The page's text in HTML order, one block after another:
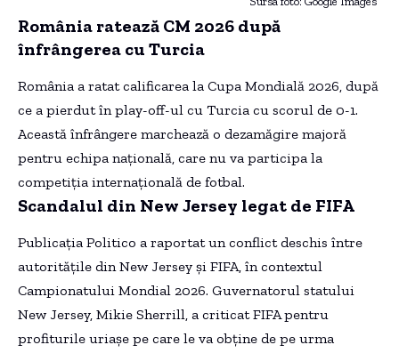
România ratează CM 2026 după
înfrângerea cu Turcia
România a ratat calificarea la Cupa Mondială 2026, după
ce a pierdut în play-off-ul cu Turcia cu scorul de 0-1.
Această înfrângere marchează o dezamăgire majoră
pentru echipa națională, care nu va participa la
competiția internațională de fotbal.
Scandalul din New Jersey legat de FIFA
Publicația Politico a raportat un conflict deschis între
autoritățile din New Jersey și FIFA, în contextul
Campionatului Mondial 2026. Guvernatorul statului
New Jersey, Mikie Sherrill, a criticat FIFA pentru
profiturile uriașe pe care le va obține de pe urma